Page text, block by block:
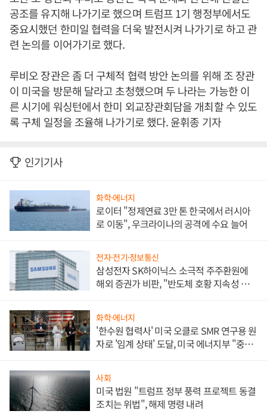
공조를 유지해 나가기로 했으며 트럼프 1기 행정부에서도
중요시했던 한미일 협력을 더욱 발전시켜 나가기로 하고 관
련 논의를 이어가기로 했다.
루비오 장관은 좀 더 구체적 협력 방안 논의를 위해 조 장관
이 미국을 방문해 달라고 초청했으며 두 나라는 가능한 이
른 시기에 워싱턴에서 한미 외교장관회담을 개최할 수 있도
록 구체 일정을 조율해 나가기로 했다. 윤휘종 기자
인기기사
화학·에너지
로이터 "정제연료 3만 톤 한국에서 러시아
로 이동", 우크라이나의 공격에 수요 늘어
전자·전기·정보통신
삼성전자 SK하이닉스 소극적 주주환원에
해외 증권가 비판, "반도체 호황 지속성 의
화학·에너지
'한수원 협력사' 미국 오클로 SMR 연구용 원
자로 '임계 상태' 도달, 미국 에너지부 "중요
사회
미국 법원 "트럼프 정부 풍력 프로젝트 동결
조치는 위법", 해제 명령 내려